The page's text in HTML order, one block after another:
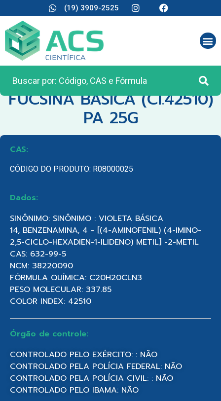
(19) 3909-2525
CATEGORIA:REAGENTES ANALÍTICOS
FUCSINA BASICA (CI.42510)
PA 25G
CAS:
CÓDIGO DO PRODUTO: R08000025
Dados:
SINÔNIMO: SINÔNIMO : VIOLETA BÁSICA
14, BENZENAMINA, 4 - [(4-AMINOFENIL) (4-IMINO-
2,5-CICLO-HEXADIEN-1-ILIDENO) METIL] -2-METIL
CAS: 632-99-5
NCM: 38220090
FÓRMULA QUÍMICA: C20H20CLN3
PESO MOLECULAR: 337.85
COLOR INDEX: 42510
Órgão de controle:
CONTROLADO PELO EXÉRCITO: : NÃO
CONTROLADO PELA POLÍCIA FEDERAL: NÃO
CONTROLADO PELA POLÍCIA CIVIL: : NÃO
CONTROLADO PELO IBAMA: NÃO